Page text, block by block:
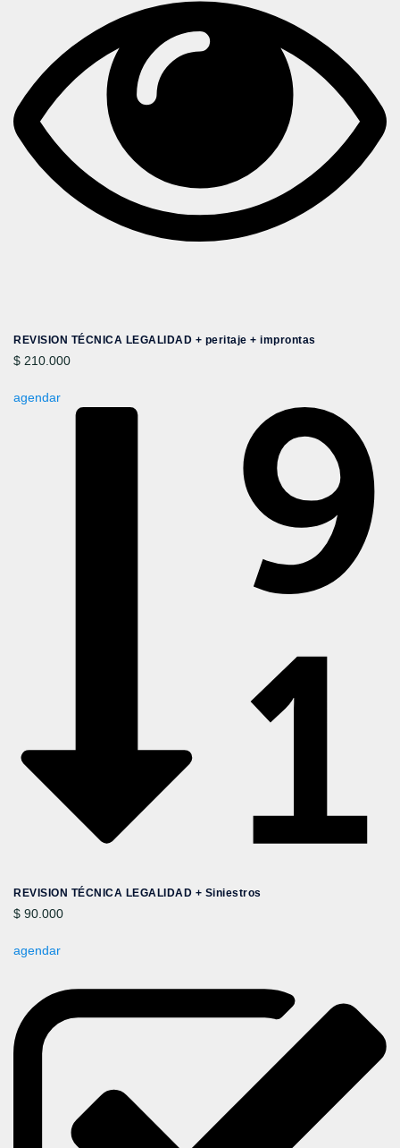
REVISION TÉCNICA LEGALIDAD + peritaje + improntas
$ 210.000
agendar
REVISION TÉCNICA LEGALIDAD + Siniestros
$ 90.000
agendar